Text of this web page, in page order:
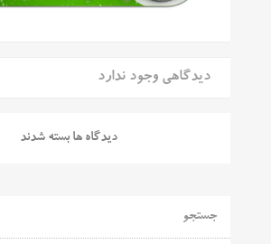
دیدگاهی وجود ندارد
دیدگاه ها بسته شدند
جستجو